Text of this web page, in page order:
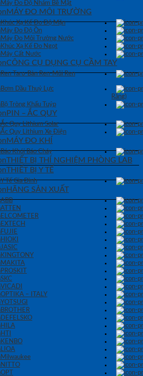
Máy Đo Độ Nhám Bề Mặt
MÁY ĐO MÔI TRƯỜNG
Khúc Xạ Kế Đo Độ Mặn
Máy Đo Độ Ồn
Máy Đo Môi Trường Nước
Khúc Xạ Kế Đo Ngọt
Máy Cất Nước
CÔNG CỤ DỤNG CỤ CẦM TAY
Ren Taro-Bàn Ren-Mũi Ren
Bơm Dầu Thuỷ Lực
Răng)
Bộ Tròng Khẩu Tuýp
PIN – ẮC QUY
Ắc Quy Lithium Solar
Ắc Quy Lithium Xe Điện
MÁY ĐO KHÍ
Báo Khói Báo Cháy
THIẾT BỊ THÍ NGHIỆM PHÒNG LAB
THIẾT BỊ Y TẾ
Y Tế Gia Đình
HÃNG SẢN XUẤT
ABB
ATTEN
ELCOMETER
EXTECH
FUJIE
HIOKI
JASIC
KINGTONY
MAKITA
PROSKIT
SKC
VICADI
OPTIKA – ITALY
YOTSUGI
BROTHER
DEFELSKO
HILA
HTI
KENBO
LIOA
Milwaukee
NITTO
OPT